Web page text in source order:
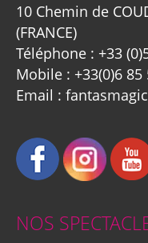
10 Chemin de
(FRANCE)
Téléphone : +33
Mobile : +33(0)6
Email :
NOS